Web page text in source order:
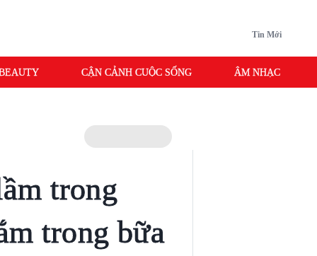
Tin Mới
CẬN CẢNH CUỘC SỐNG ÂM NHẠC
trong
trong bữa